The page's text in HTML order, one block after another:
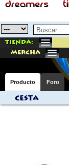
Tienda:
mercha
Producto Foro
Cesta